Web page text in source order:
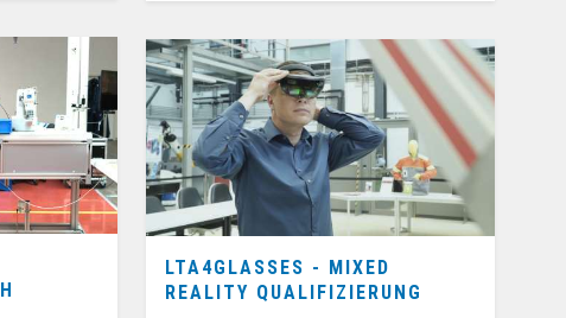
LTA4GLASSES - MIXED
REALITY QUALIFIZIERUNG